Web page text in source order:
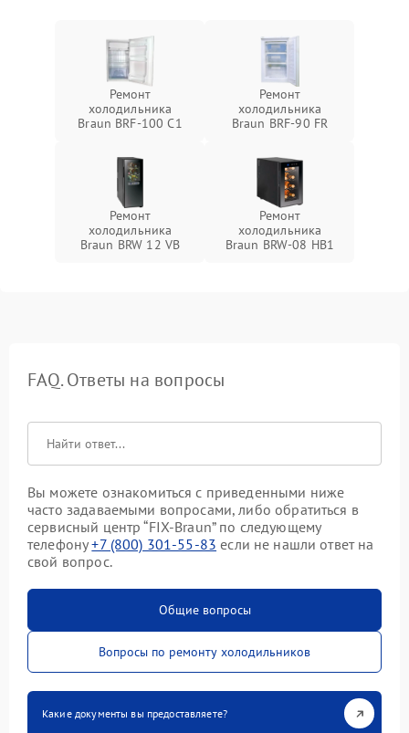
Ремонт
холодильника
Braun BRF-100 C1
Ремонт
холодильника
Braun BRF-90 FR
Ремонт
холодильника
Braun BRW 12 VB
Ремонт
холодильника
Braun BRW-08 HB1
FAQ. Ответы на вопросы
Вы можете ознакомиться с приведенными ниже
часто задаваемыми вопросами, либо обратиться в
сервисный центр “FIX-Braun” по следующему
телефону+7 (800) 301-55-83 если не нашли ответ на
свой вопрос.
Общие вопросы
Вопросы по ремонту холодильников
Какие документы вы предоставляете?